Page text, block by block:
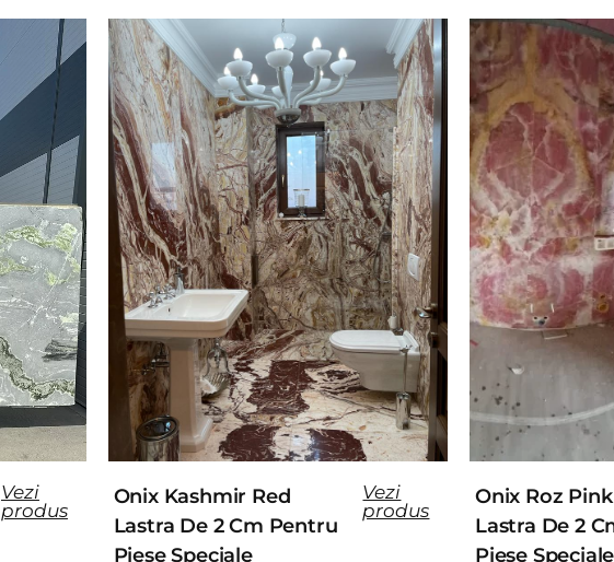
Vezi
produs
Onix Kashmir Red
Lastra De 2 Cm Pentru
Piese Speciale
Vezi
produs
Onix Roz
Lastra De 2
Piese Speciale